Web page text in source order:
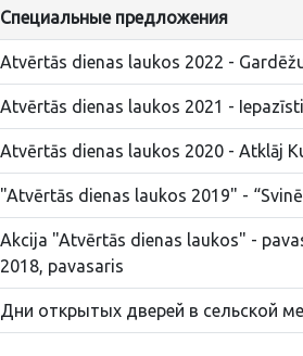
Специальные предложения
Atvērtās dienas laukos 2022 -
Atvērtās dienas laukos 2021 -
Atvērtās dienas laukos 2020 - Atklāj
"Atvērtās dienas laukos 2019" -
Akcija "Atvērtās dienas laukos" -
2018, pavasaris
Дни открытых дверей в сельской